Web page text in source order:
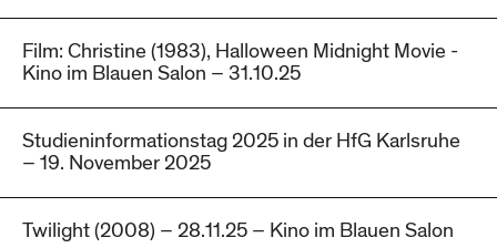
Film: Christine (1983), Halloween Midnight Movie -
Kino im Blauen Salon – 31.10.25
Studieninformationstag 2025 in der HfG Karlsruhe
– 19. November 2025
Twilight (2008) – 28.11.25 – Kino im Blauen Salon